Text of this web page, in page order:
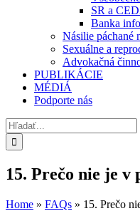
SR a
Banka
Násilie páchané
Sexuálne a
Advokačná
PUBLIKÁCIE
MÉDIÁ
Podporte nás
Hľadať:
15. Prečo nie je
Home » FAQs » 15. Prečo